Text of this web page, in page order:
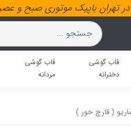
تهران باپیک موتوری صبح و
قاب گوشی
دخترانه
قاب گوشی
مردانه
( قارچ خور )